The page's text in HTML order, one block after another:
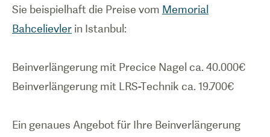
Sie beispielhaft die Preise vom Memorial
Bahcelievler in Istanbul:
Beinverlängerung mit Precice Nagel ca. 40.000€
Beinverlängerung mit LRS-Technik ca. 19.700€
Ein genaues Angebot für Ihre Beinverlängerung